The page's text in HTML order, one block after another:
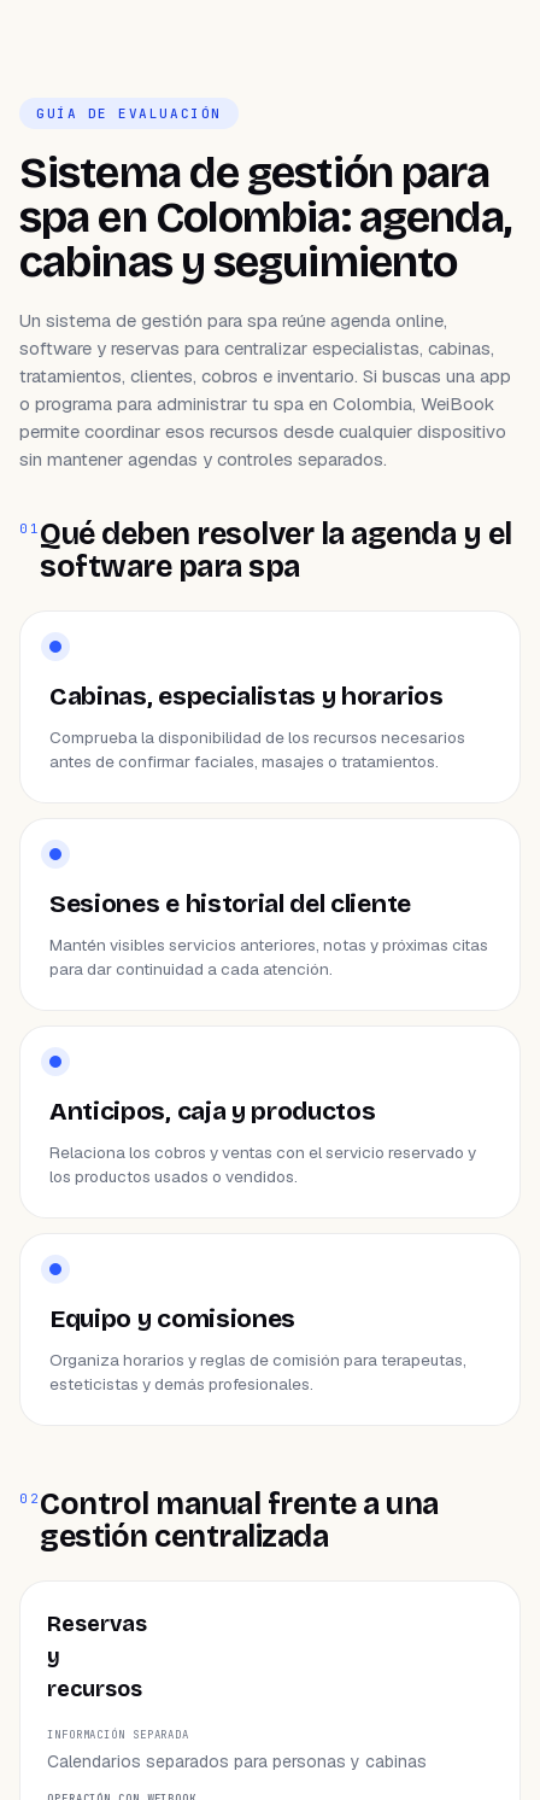
GUÍA DE EVALUACIÓN
Sistema de gestión para
spa en Colombia: agenda,
cabinas y seguimiento
Un sistema de gestión para spa reúne agenda online,
software y reservas para centralizar especialistas, cabinas,
tratamientos, clientes, cobros e inventario. Si buscas una app
o programa para administrar tu spa en Colombia, WeiBook
permite coordinar esos recursos desde cualquier dispositivo
sin mantener agendas y controles separados.
01 Qué deben resolver la agenda y el
software para spa
Cabinas, especialistas y horarios
Comprueba la disponibilidad de los recursos necesarios
antes de confirmar faciales, masajes o tratamientos.
Sesiones e historial del cliente
Mantén visibles servicios anteriores, notas y próximas citas
para dar continuidad a cada atención.
Anticipos, caja y productos
Relaciona los cobros y ventas con el servicio reservado y
los productos usados o vendidos.
Equipo y comisiones
Organiza horarios y reglas de comisión para terapeutas,
esteticistas y demás profesionales.
02 Control manual frente a una
gestión centralizada
ÁREA
Reservas
y
recursos
Calendarios separados para personas y cabinas